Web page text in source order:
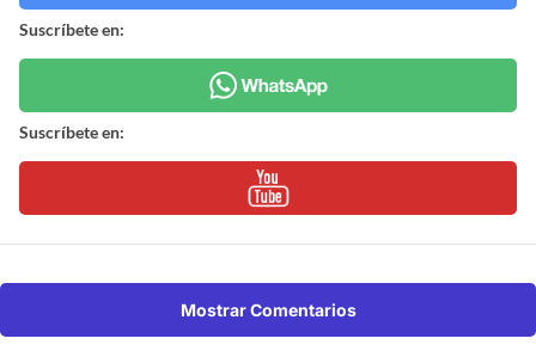
Suscríbete en:
Suscríbete en:
Mostrar Comentarios